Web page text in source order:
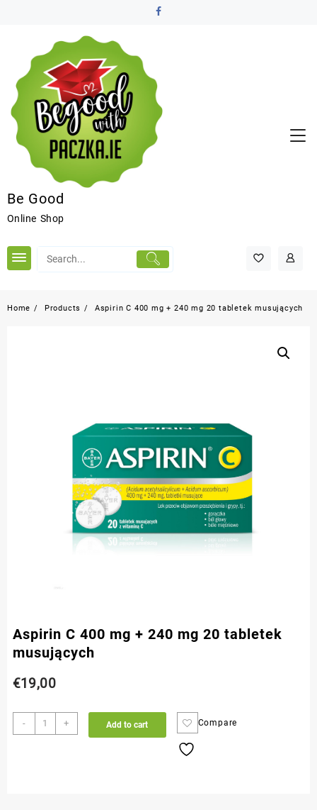
Be Good
Online Shop
Home Products Aspirin C 400 mg + 240 mg 20 tabletek musujących
Aspirin C 400 mg + 240 mg 20 tabletek
musujących
€19,00
- + Add to cart Compare